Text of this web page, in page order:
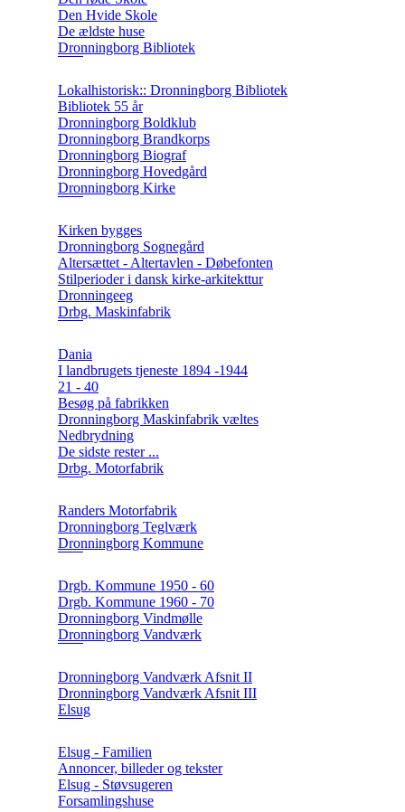
Den Hvide Skole
De ældste huse
Dronningborg Bibliotek
Lokalhistorisk:: Dronningborg Bibliotek
Bibliotek 55 år
Dronningborg Boldklub
Dronningborg Brandkorps
Dronningborg Biograf
Dronningborg Hovedgård
Dronningborg Kirke
Kirken bygges
Dronningborg Sognegård
Altersættet - Altertavlen - Døbefonten
Stilperioder i dansk kirke-arkitekttur
Dronningeeg
Drbg. Maskinfabrik
Dania
I landbrugets tjeneste 1894 -1944
21 - 40
Besøg på fabrikken
Dronningborg Maskinfabrik væltes
Nedbrydning
De sidste rester ...
Drbg. Motorfabrik
Randers Motorfabrik
Dronningborg Teglværk
Dronningborg Kommune
Drgb. Kommune 1950 - 60
Drgb. Kommune 1960 - 70
Dronningborg Vindmølle
Dronningborg Vandværk
Dronningborg Vandværk Afsnit II
Dronningborg Vandværk Afsnit III
Elsug
Elsug - Familien
Annoncer, billeder og tekster
Elsug - Støvsugeren
Forsamlingshuse